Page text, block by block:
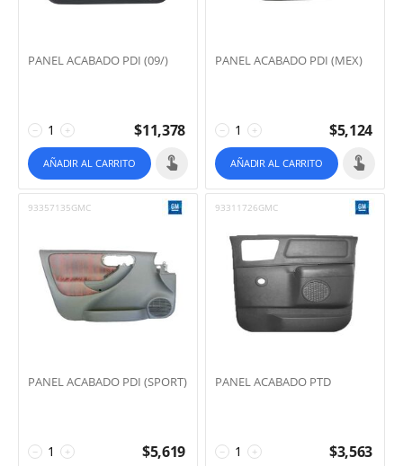
PANEL ACABADO PDI (09/)
+
− $11,378
AÑADIR AL CARRITO
PANEL ACABADO PDI (MEX)
+
− $5,124
AÑADIR AL CARRITO
93357135GMC
PANEL ACABADO PDI (SPORT)
+
− $5,619
93311726GMC
PANEL ACABADO PTD
+
− $3,563